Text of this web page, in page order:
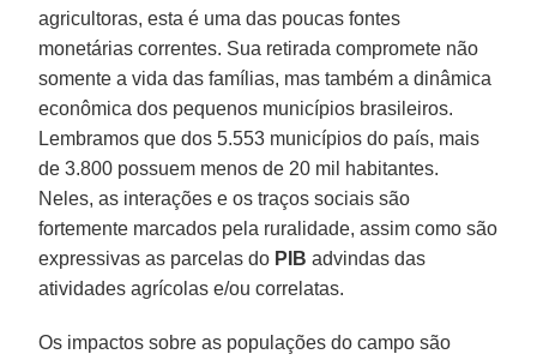
agricultoras, esta é uma das poucas fontes
monetárias correntes. Sua retirada compromete não
somente a vida das famílias, mas também a dinâmica
econômica dos pequenos municípios brasileiros.
Lembramos que dos 5.553 municípios do país, mais
de 3.800 possuem menos de 20 mil habitantes.
Neles, as interações e os traços sociais são
fortemente marcados pela ruralidade, assim como são
expressivas as parcelas do PIB advindas das
atividades agrícolas e/ou correlatas.
Os impactos sobre as populações do campo são